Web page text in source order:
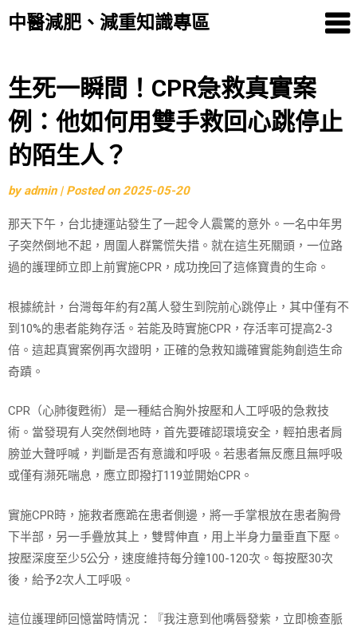
中醫減肥、減重知識專區
Skip
to
content
生死一瞬間！CPR急救真實案
例：他如何用雙手救回心跳停止
的陌生人？
byadmin | Posted on2025-05-20
那天下午，台北捷運站發生了一起令人震驚的意外。一名中年男
子突然倒地不起，周圍人群驚慌失措。就在這生死關頭，一位路
過的護理師立即上前實施CPR，成功挽回了這條寶貴的生命。
根據統計，台灣每年約有2萬人發生到院前心跳停止，其中僅有不
到10%的患者能夠存活。若能及時實施CPR，存活率可提高2-3
倍。這起真實案例再次證明，正確的急救知識確實能夠創造生命
奇蹟。
CPR（心肺復甦術）是一種結合胸外按壓和人工呼吸的急救技
術。當發現有人突然倒地時，首先要確認環境安全，輕拍患者肩
膀並大聲呼喊，判斷是否有意識和呼吸。若患者無反應且無呼吸
或僅有瀕死喘息，應立即撥打119並開始CPR。
實施CPR時，施救者應跪在患者側邊，將一手掌根放在患者胸骨
下半部，另一手疊放其上，雙臂伸直，用上半身力量垂直下壓。
按壓深度至少5公分，速度維持每分鐘100-120次。每按壓30次
後，給予2次人工呼吸。
這位護理師回憶當時情況：『我注意到他嘴唇發紫，立即檢查脈